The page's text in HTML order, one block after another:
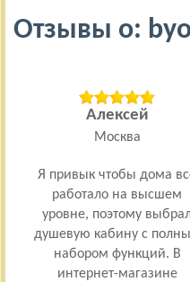
Отзывы о:
Алексей
Москва
Я привык чтобы дома
работало на высшем
уровне, поэтому
душевую кабину с
набором функций. В
интернет-магазине